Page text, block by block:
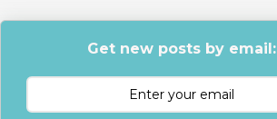
Get new posts by email: